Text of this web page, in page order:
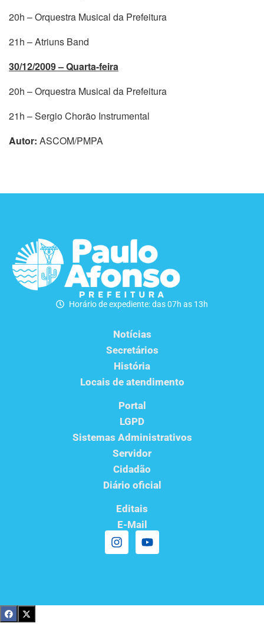
20h – Orquestra Musical da Prefeitura
21h – Atriuns Band
30/12/2009 – Quarta-feira
20h – Orquestra Musical da Prefeitura
21h – Sergio Chorão Instrumental
Autor: ASCOM/PMPA
Horário de expediente: das 07h as 13h
Notícias
Secretários
História
Locais de atendimento
Portal
LGPD
Sistemas Administrativos
Servidor
Cidadão
Diário oficial
Editais
E-Mail